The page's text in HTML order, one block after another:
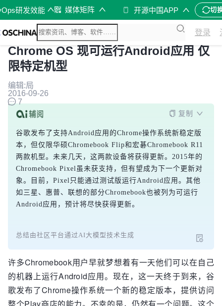
研发效能 媒体矩阵 开源中国APP 切
登录
Chrome OS 现可运行Android应用 仅
限特定机型
编辑:局
2016-09-26
7
复制
谷歌发布了支持Android应用的Chrome操作系统新稳定版
本，但仅限华硕Chromebook Flip和宏碁Chromebook R11
两款机型。未来几天，这两款设备将获得更新。2015年的
Chromebook Pixel虽未获支持，但有望成为下一个更新对
象。目前，Pixel只能通过测试版运行Android应用。其他
如三星、惠普、联想的部分Chromebook也被列为可运行
Android应用，预计将尽快获得更新。
总结由社区平台通过AI大模型技术生成
许多Chromebook用户早就梦想着有一天他们可以在自己
的机器上运行Android应用。现在，这一天终于到来，谷
歌发布了Chrome操作系统一个新的稳定版本，提供访问